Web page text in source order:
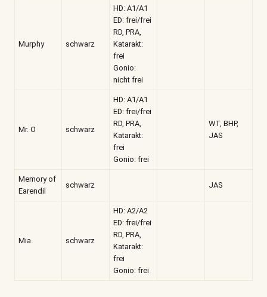
Murphy schwarz
HD: A1/A1
ED: frei/frei
RD, PRA,
Katarakt:
frei
Gonio:
nicht frei
Mr. O schwarz
HD: A1/A1
ED: frei/frei
RD, PRA,
Katarakt:
frei
Gonio: frei
WT, BHP,
JAS
Memory of
Earendil
schwarz JAS
Mia schwarz
HD: A2/A2
ED: frei/frei
RD, PRA,
Katarakt:
frei
Gonio: frei